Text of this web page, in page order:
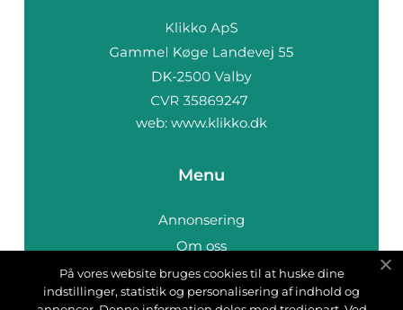
web: www.klikko.dk
Menu
Annonsering
Om oss
Cookies
Kontakta oss
På vores website bruges cookies til at huske dine
indstillinger, statistik og personalisering af indhold og